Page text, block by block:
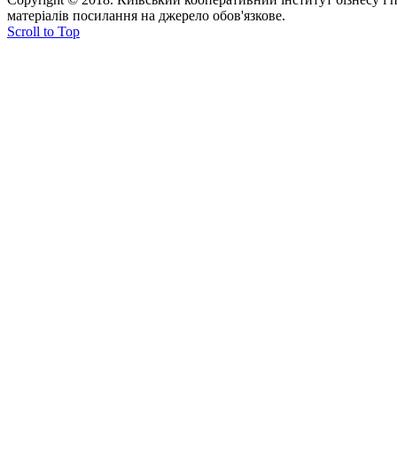
матеріалів посилання на джерело обов'язкове.
Scroll to Top